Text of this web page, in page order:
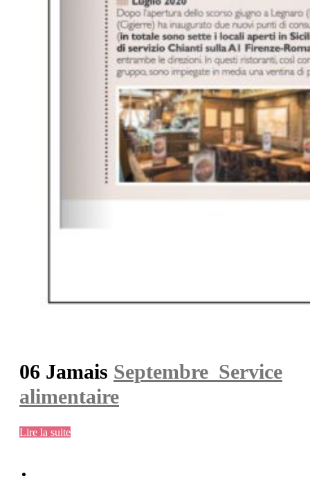
06 Jamais Septembre_Service
alimentaire
Lire la suite